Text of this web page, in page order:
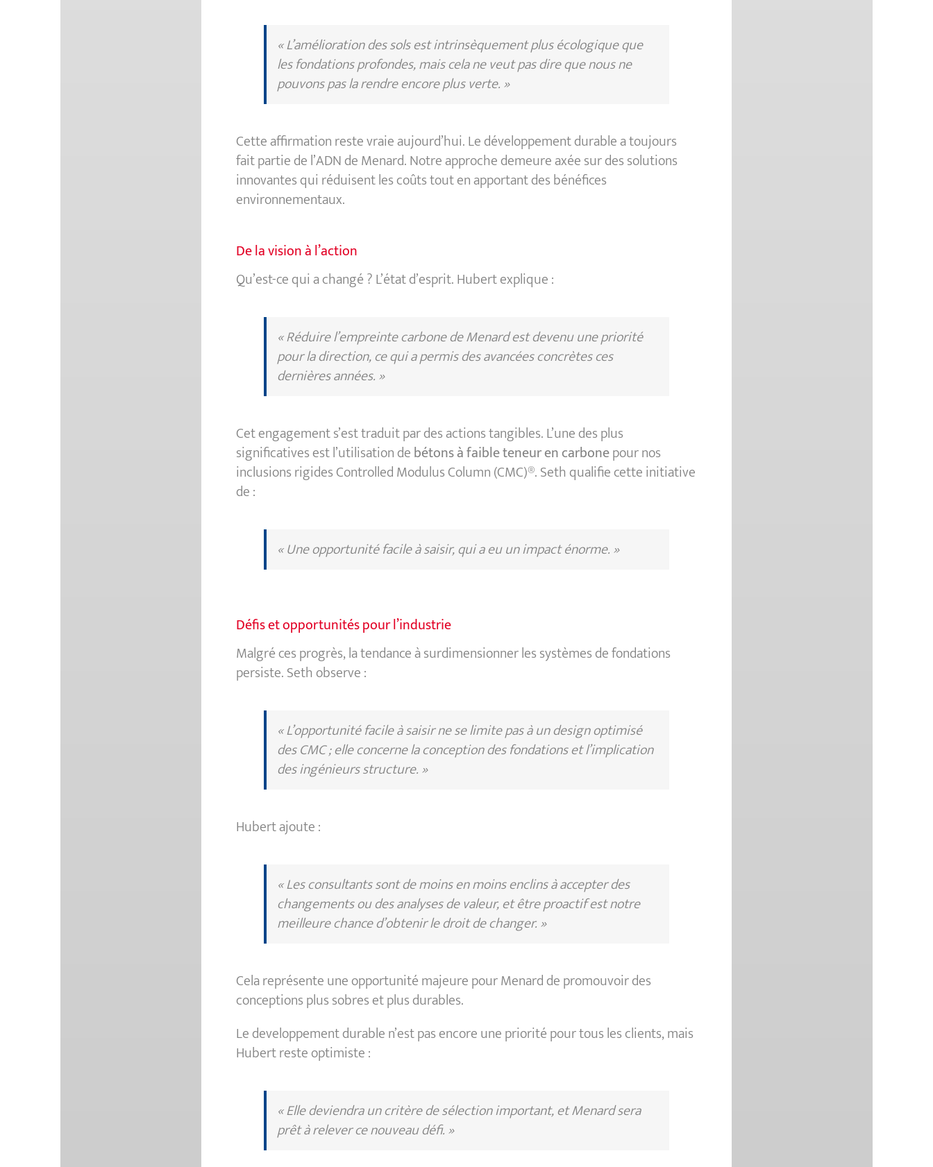
« L’amélioration des sols est intrinsèquement plus écologique que
les fondations profondes, mais cela ne veut pas dire que nous ne
pouvons pas la rendre encore plus verte. »
Cette affirmation reste vraie aujourd’hui. Le développement durable a toujours
fait partie de l’ADN de Menard. Notre approche demeure axée sur des solutions
innovantes qui réduisent les coûts tout en apportant des bénéfices
environnementaux.
De la vision à l’action
Qu’est-ce qui a changé ? L’état d’esprit. Hubert explique :
« Réduire l’empreinte carbone de Menard est devenu une priorité
pour la direction, ce qui a permis des avancées concrètes ces
dernières années. »
Cet engagement s’est traduit par des actions tangibles. L’une des plus
significatives est l’utilisation debétons à faible teneur en carbonepour nos
inclusions rigides Controlled Modulus Column (CMC)®. Seth qualifie cette initiative
de :
« Une opportunité facile à saisir, qui a eu un impact énorme. »
Défis et opportunités pour l’industrie
Malgré ces progrès, la tendance à surdimensionner les systèmes de fondations
persiste. Seth observe :
« L’opportunité facile à saisir ne se limite pas à un design optimisé
des CMC ; elle concerne la conception des fondations et l’implication
des ingénieurs structure. »
Hubert ajoute :
« Les consultants sont de moins en moins enclins à accepter des
changements ou des analyses de valeur, et être proactif est notre
meilleure chance d’obtenir le droit de changer. »
Cela représente une opportunité majeure pour Menard de promouvoir des
conceptions plus sobres et plus durables.
Le developpement durable n’est pas encore une priorité pour tous les clients, mais
Hubert reste optimiste :
« Elle deviendra un critère de sélection important, et Menard sera
prêt à relever ce nouveau défi. »